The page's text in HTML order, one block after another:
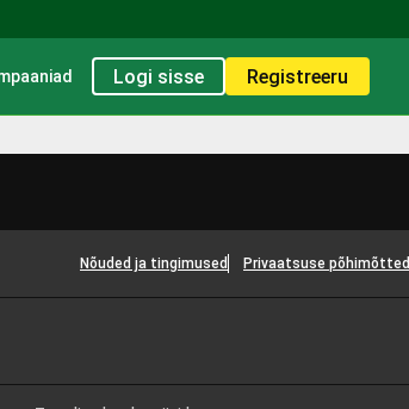
Logi sisse Registreeru
Nõuded ja tingimused Privaatsuse põhimõtted